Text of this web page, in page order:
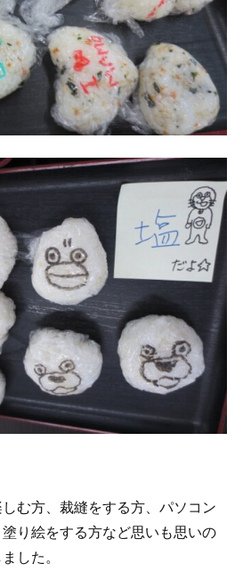
む方、裁縫をする方、パソコン
り絵をする方など思いも思いの
した。